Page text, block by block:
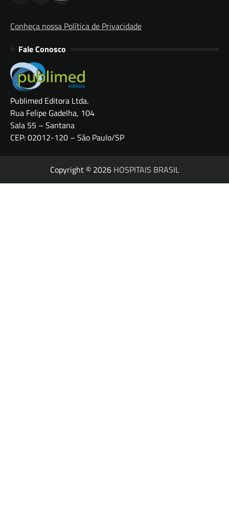
Conheça nossa Política de Privacidade
Fale Conosco
Publimed Editora Ltda.
Rua Felipe Gadelha, 104
Sala 55 – Santana
CEP: 02012-120 – São Paulo/SP
Copyright © 2026 HOSPITAIS BRASIL